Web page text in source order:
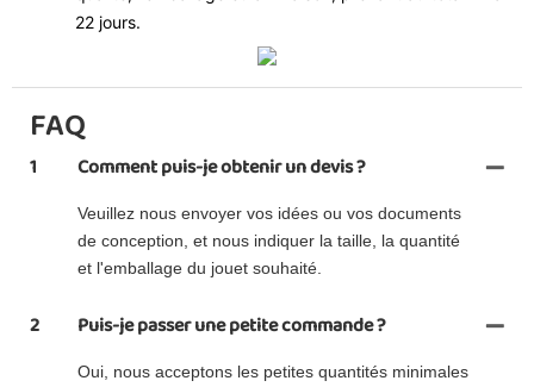
22 jours.
FAQ
1 Comment puis-je obtenir un devis ?
Veuillez nous envoyer vos idées ou vos documents
de conception, et nous indiquer la taille, la quantité
et l'emballage du jouet souhaité.
2 Puis-je passer une petite commande ?
Oui, nous acceptons les petites quantités minimales